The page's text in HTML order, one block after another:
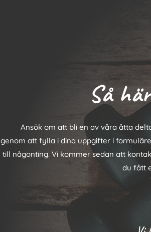
Så
Ansök om att bli en av våra åtta
genom att fylla i dina uppgifter i
till någonting. Vi kommer sedan att
du fått